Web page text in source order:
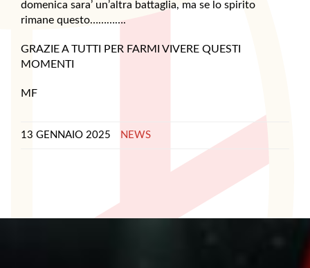
domenica sara’ un’altra battaglia, ma se lo spirito
rimane questo………….
GRAZIE A TUTTI PER FARMI VIVERE QUESTI
MOMENTI
MF
13 GENNAIO 2025 NEWS